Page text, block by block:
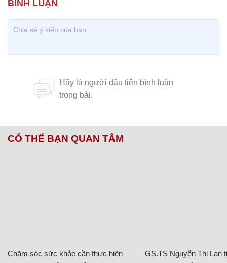
CÓ THỂ BẠN QUAN TÂM
Chăm sóc sức khỏe cần thực hiện
GS.TS Nguyễn Thị Lan